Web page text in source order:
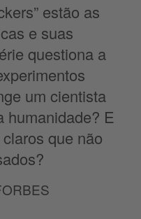
estão as
e suas
questiona a
um cientista
humanidade? E
que não